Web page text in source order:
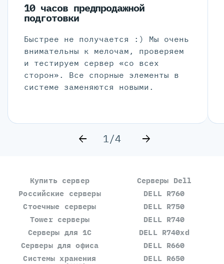
10 часов предпродажной
подготовки
Быстрее не получается :) Мы очень
внимательны к мелочам, проверяем
и тестируем сервер «со всех
сторон». Все спорные элементы в
системе заменяются новыми.
1/4
Купить сервер
Российские серверы
Стоечные серверы
Tower серверы
Серверы для 1С
Серверы для офиса
Системы хранения
Серверы Dell
DELL R760
DELL R750
DELL R740
DELL R740xd
DELL R660
DELL R650